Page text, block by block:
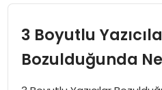
GÜNCEL
SAĞLIK
3 Boyutlu
Bozulduğunda